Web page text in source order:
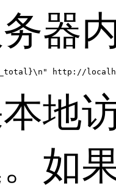
器
http://
访
如